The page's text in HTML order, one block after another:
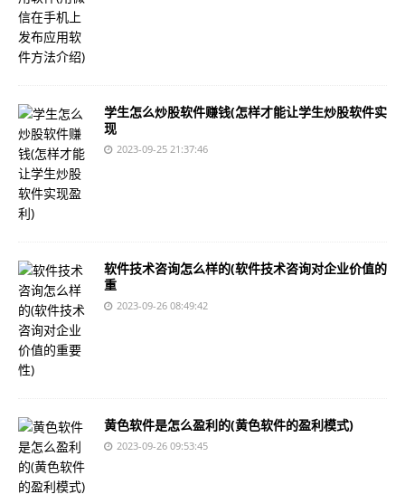
学生怎么炒股软件赚钱(怎样才能让学生炒股软件实
现
2023-09-25 21:37:46
软件技术咨询怎么样的(软件技术咨询对企业价值的
重
2023-09-26 08:49:42
黄色软件是怎么盈利的(黄色软件的盈利模式)
2023-09-26 09:53:45